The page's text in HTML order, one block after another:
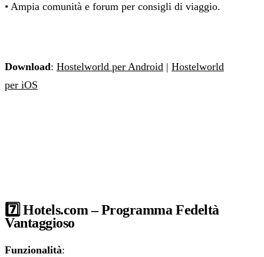
• Ampia comunità e forum per consigli di viaggio.
Download: Hostelworld per Android | Hostelworld
per iOS
7️⃣ Hotels.com – Programma Fedeltà
Vantaggioso
Funzionalità: